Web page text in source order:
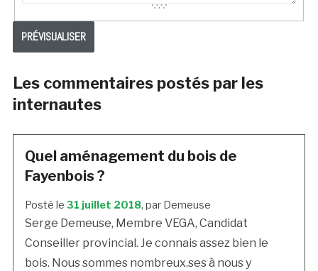
Les commentaires postés par les
internautes
Quel aménagement du bois de
Fayenbois ?
Posté le 31 juillet 2018, par Demeuse
Serge Demeuse, Membre VEGA, Candidat
Conseiller provincial. Je connais assez bien le
bois. Nous sommes nombreux.ses à nous y